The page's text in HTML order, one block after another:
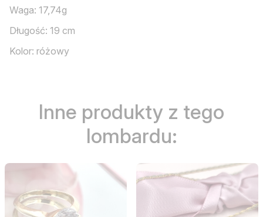
Waga: 17,74g
Długość: 19 cm
Kolor: różowy
Inne produkty z tego
lombardu: